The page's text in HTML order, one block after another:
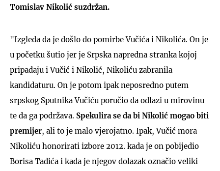
Tomislav Nikolić suzdržan.
"Izgleda da je došlo do pomirbe Vučića i Nikolića. On je
u početku šutio jer je Srpska napredna stranka kojoj
pripadaju i Vučić i Nikolić, Nikoliću zabranila
kandidaturu. On je potom ipak neposredno putem
srpskog Sputnika Vučiću poručio da odlazi u mirovinu
te da ga podržava. Spekulira se da bi Nikolić mogao biti
premijer, ali to je malo vjerojatno. Ipak, Vučić mora
Nikoliću honorirati izbore 2012. kada je on pobijedio
Borisa Tadića i kada je njegov dolazak označio veliki